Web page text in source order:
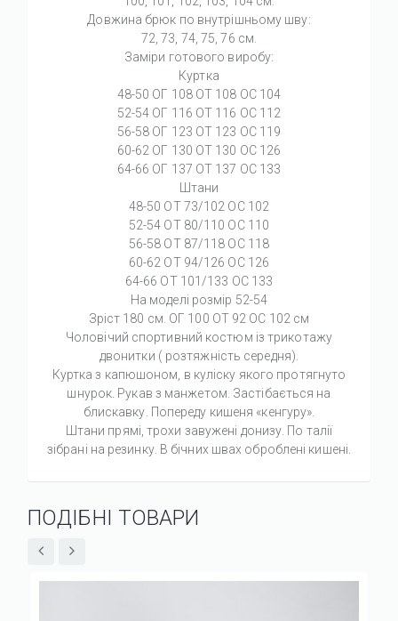
Довжина брюк по внутрішньому шву:
72, 73, 74, 75, 76 см.
Заміри готового виробу:
Куртка
48-50 ОГ 108 ОТ 108 ОC 104
52-54 ОГ 116 ОТ 116 ОC 112
56-58 ОГ 123 ОТ 123 ОC 119
60-62 ОГ 130 ОТ 130 ОC 126
64-66 ОГ 137 ОТ 137 ОC 133
Штани
48-50 ОТ 73/102 ОC 102
52-54 ОТ 80/110 ОC 110
56-58 ОТ 87/118 ОC 118
60-62 ОТ 94/126 ОC 126
64-66 ОТ 101/133 ОC 133
На моделі розмір 52-54
Зріст 180 см. ОГ 100 ОТ 92 ОС 102 см
Чоловічий спортивний костюм із трикотажу
двонитки ( розтяжність середня).
Куртка з капюшоном, в куліску якого протягнуто
шнурок. Рукав з манжетом. Застібається на
блискавку. Попереду кишеня «кенгуру».
Штани прямі, трохи завужені донизу. По талії
зібрані на резинку. В бічних швах оброблені кишені.
ПОДІБНІ ТОВАРИ